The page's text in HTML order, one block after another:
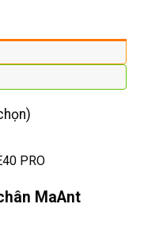
sẽ
đây
PRO
MaAnt